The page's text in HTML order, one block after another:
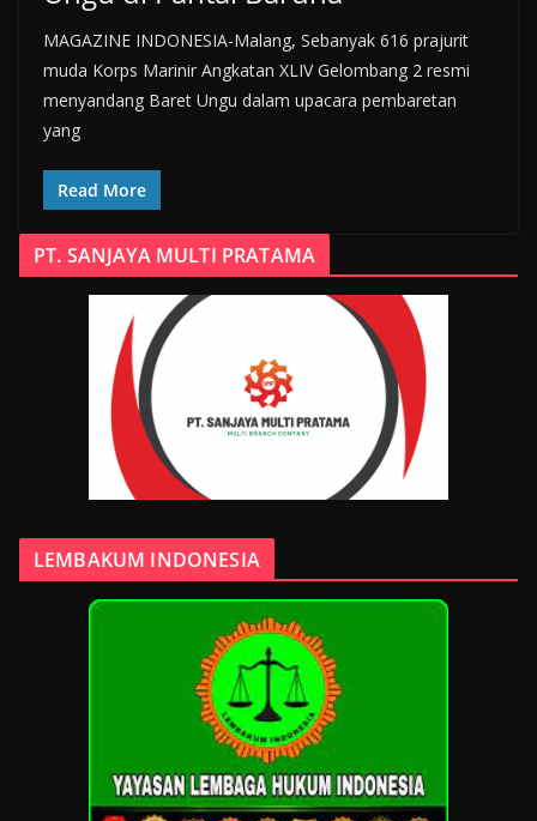
MAGAZINE INDONESIA-Malang, Sebanyak 616 prajurit
muda Korps Marinir Angkatan XLIV Gelombang 2 resmi
menyandang Baret Ungu dalam upacara pembaretan
yang
Read More
PT. SANJAYA MULTI PRATAMA
LEMBAKUM INDONESIA